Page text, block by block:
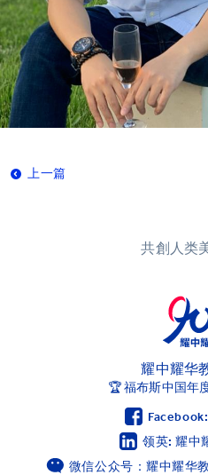
上一篇
共創人类
耀中耀华
🏆 福布斯中国年
领英: 耀中
微信公众号：耀中耀华